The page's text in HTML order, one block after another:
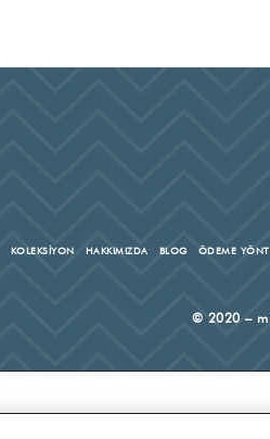
KOLEKSİYON HAKKIMIZDA BLOG ÖDEME
© 2020 –